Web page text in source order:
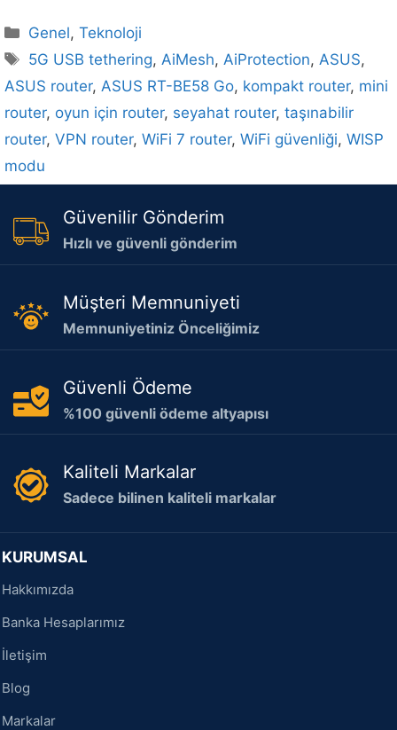
Kategoriler
Genel,Teknoloji
Etiketler
5G USB tethering,AiMesh,AiProtection,ASUS,
ASUS router, ASUS RT-BE58 Go, kompakt router, mini
router, oyun için router, seyahat router, taşınabilir
router, VPN router, WiFi 7 router, WiFi güvenliği, WISP
modu
Güvenilir Gönderim
Hızlı ve güvenli gönderim
Müşteri Memnuniyeti
Memnuniyetiniz Önceliğimiz
Güvenli Ödeme
%100 güvenli ödeme altyapısı
Kaliteli Markalar
Sadece bilinen kaliteli markalar
KURUMSAL
Hakkımızda
Banka Hesaplarımız
İletişim
Blog
Markalar